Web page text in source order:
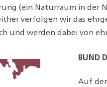
(ein Naturraum in der
verfolgen wir das
und werden dabei von
BUND
Auf